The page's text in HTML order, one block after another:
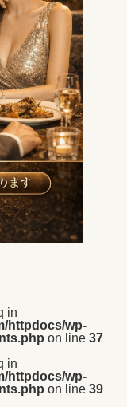
in
httpdocs/wp-
on line 37
in
httpdocs/wp-
on line 39